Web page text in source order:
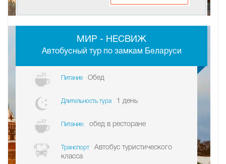
МИР - НЕСВИЖ
Автобусный тур по замкам Беларуси
Питание Обед
Длительность тура 1 день
Питание: обед в ресторане
Транспорт
Автобус туристического
класса
-